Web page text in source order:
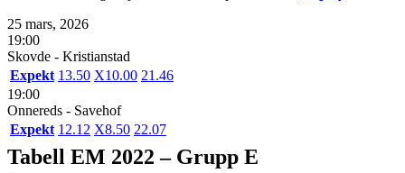
25 mars, 2026
19:00
Skovde - Kristianstad
Expekt 13.50 X10.00 21.46
19:00
Onnereds - Savehof
Expekt 12.12 X8.50 22.07
Tabell EM 2022 – Grupp E